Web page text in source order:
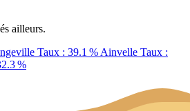
ailleurs.
Taux : 39.1 % Ainvelle Taux :
%